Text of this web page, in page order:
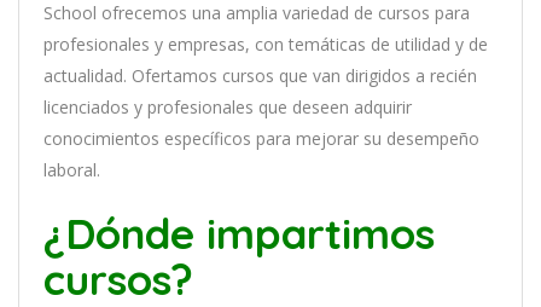
School ofrecemos una amplia variedad de cursos para
profesionales y empresas, con temáticas de utilidad y de
actualidad. Ofertamos cursos que van dirigidos a recién
licenciados y profesionales que deseen adquirir
conocimientos específicos para mejorar su desempeño
laboral.
¿Dónde impartimos
cursos?